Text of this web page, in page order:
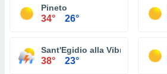
Pineto
34° 26°
Sant'Egidio alla Vibrata
38° 23°